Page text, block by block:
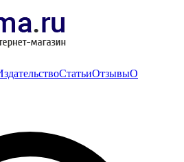
СтатьиОтзывыО